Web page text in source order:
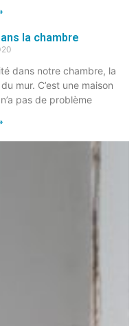
la chambre
dans notre chambre, la
mur. C’est une maison
pas de problème